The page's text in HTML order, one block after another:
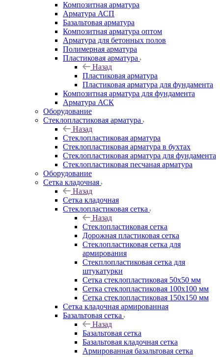
Композитная арматура
Арматура АСП
Базальтовая арматура
Композитная арматура оптом
Арматура для бетонных полов
Полимерная арматура
Пластиковая арматура
Назад
Пластиковая арматура
Пластиковая арматура для фундамента
Композитная арматура для фундамента
Арматура АСК
Оборудование
Cтеклопластиковая арматура
Назад
Cтеклопластиковая арматура
Стеклопластиковая арматура в бухтах
Стеклопластиковая арматура для фундамента
Стеклопластиковая песчаная арматура
Оборудование
Сетка кладочная
Назад
Сетка кладочная
Стеклопластиковая сетка
Назад
Стеклопластиковая сетка
Дорожная пластиковая сетка
Стеклопластиковая сетка для
армирования
Стекплопластиковая сетка для
штукатурки
Сетка стеклопластиковая 50x50 мм
Сетка стеклопластиковая 100x100 мм
Сетка стеклопластиковая 150x150 мм
Сетка кладочная армированная
Базальтовая сетка
Назад
Базальтовая сетка
Базальтовая кладочная сетка
Армированная базальтовая сетка